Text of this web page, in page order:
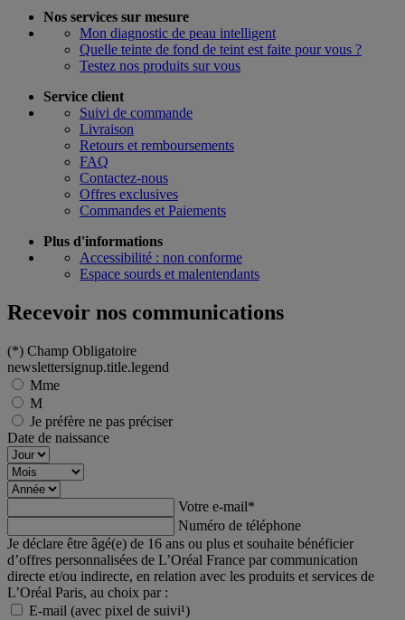
Nos services sur mesure
Mon diagnostic de peau intelligent
Quelle teinte de fond de teint est faite pour vous ?
Testez nos produits sur vous
Service client
Suivi de commande
Livraison
Retours et remboursements
FAQ
Contactez-nous
Offres exclusives
Commandes et Paiements
Plus d'informations
Accessibilité : non conforme
Espace sourds et malentendants
Recevoir nos communications
(*) Champ Obligatoire
newslettersignup.title.legend
Mme
M
Je préfère ne pas préciser
Date de naissance
Votre e-mail*
Numéro de téléphone
Je déclare être âgé(e) de 16 ans ou plus et souhaite bénéficier
d’offres personnalisées de L’Oréal France par communication
directe et/ou indirecte, en relation avec les produits et services de
L’Oréal Paris, au choix par :
E-mail (avec pixel de suivi¹)